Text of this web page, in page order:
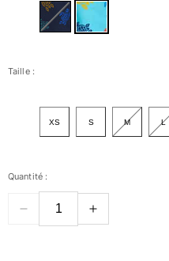
Grandes tailles
Tous les articles
Maillots de bain
Hauts
Bas
Taille :
XS S M L
Quantité :